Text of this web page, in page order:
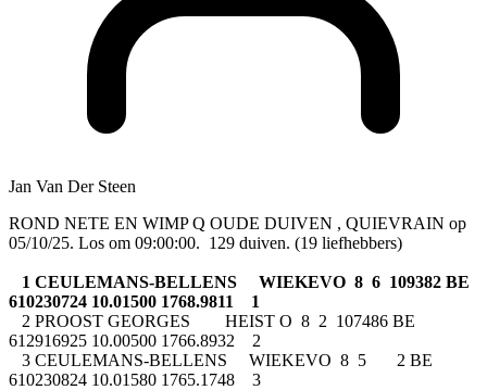
Jan Van Der Steen
ROND NETE EN WIMP Q OUDE DUIVEN , QUIEVRAIN op
05/10/25. Los om 09:00:00. 129 duiven. (19 liefhebbers)
1 CEULEMANS-BELLENS WIEKEVO 8 6 109382 BE
610230724 10.01500 1768.9811 1
2 PROOST GEORGES HEIST O 8 2 107486 BE
612916925 10.00500 1766.8932 2
3 CEULEMANS-BELLENS WIEKEVO 8 5 2 BE
610230824 10.01580 1765.1748 3